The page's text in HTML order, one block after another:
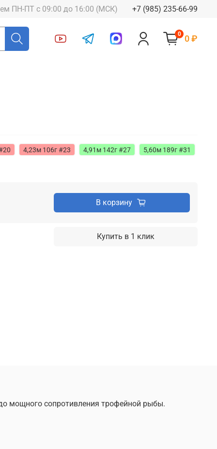
ПН-ПТ с 09:00 до 16:00 (МСК) +7 (985) 235-66-99
0 0 ₽
4,23м 106г #23 4,91м 142г #27 5,60м 189г #31
В корзину
Купить в 1 клик
мощного сопротивления трофейной рыбы.